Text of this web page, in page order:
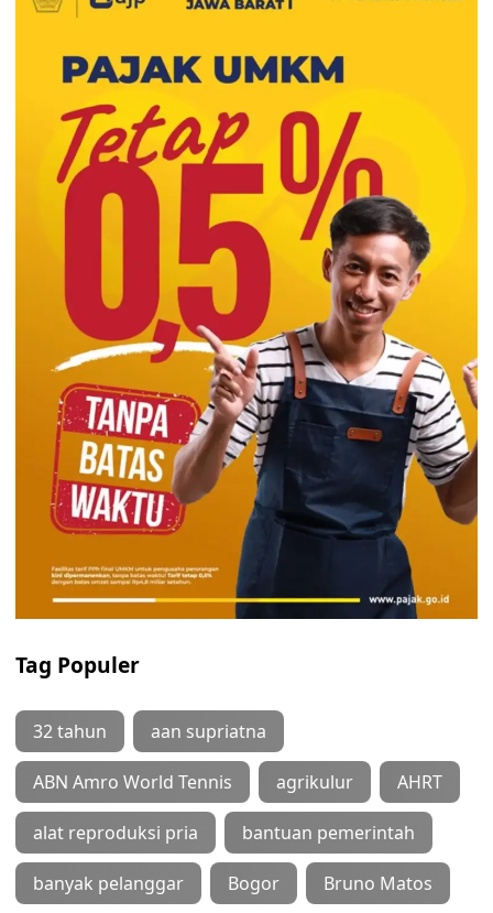
Tag Populer
32 tahun aan supriatna
ABN Amro World Tennis agrikulur AHRT
alat reproduksi pria bantuan pemerintah
banyak pelanggar Bogor Bruno Matos